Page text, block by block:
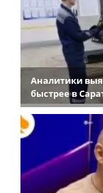
Аналитики
быстрее в